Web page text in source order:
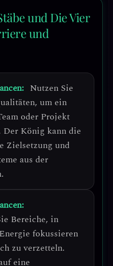
und Die Vier
und
Nutzen Sie
um ein
oder Projekt
Der König kann die
Zielsetzung und
aus der
Bereiche, in
fokussieren
zu verzetteln.
eine